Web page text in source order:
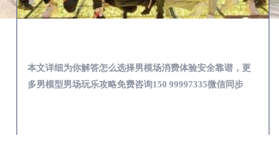
本文详细为你解答怎么选择男模场消费体验安全靠谱，更
多男模型男场玩乐攻略免费咨询150 99997335微信同步